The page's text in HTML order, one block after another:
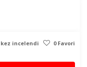
kez incelendi 0 Favori